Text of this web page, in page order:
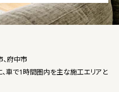
、府中市
車で1時間圏内を主な施工エリアと